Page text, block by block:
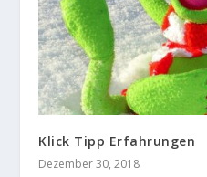
Klick Tipp Erfahrungen
Dezember 30, 2018